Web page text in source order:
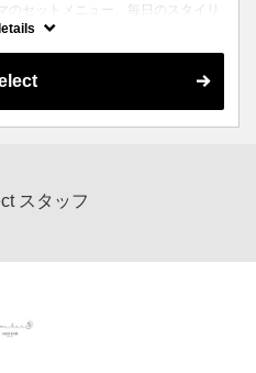
のセットメニュー。毎日のスタイリ
ャンプー、ブロー込み。ロング料
スタッフ